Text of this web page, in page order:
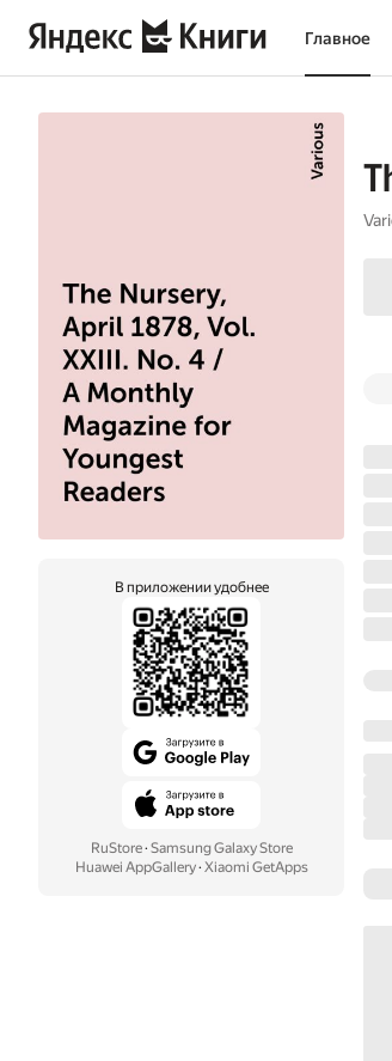
Главное
В приложении удобнее
RuStore· Samsung Galaxy Store
Huawei AppGallery· Xiaomi GetApps